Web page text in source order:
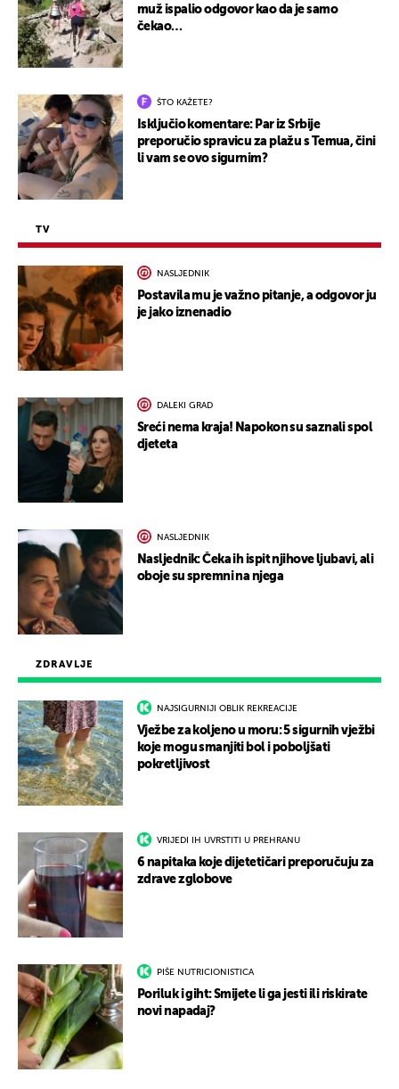
ZDRAVLJE
NAJSIGURNIJI OBLIK REKREACIJE
Vježbe za koljeno u moru: 5 sigurnih vježbi
koje mogu smanjiti bol i poboljšati
pokretljivost
VRIJEDI IH UVRSTITI U PREHRANU
6 napitaka koje dijetetičari preporučuju za
zdrave zglobove
PIŠE NUTRICIONISTICA
Poriluk i giht: Smijete li ga jesti ili riskirate
novi napadaj?
muž ispalio odgovor kao da je samo
čekao…
ŠTO KAŽETE?
Isključio komentare: Par iz Srbije
preporučio spravicu za plažu s Temua, čini
li vam se ovo sigurnim?
TV
NASLJEDNIK
Postavila mu je važno pitanje, a odgovor ju
je jako iznenadio
DALEKI GRAD
Sreći nema kraja! Napokon su saznali spol
djeteta
NASLJEDNIK
Nasljednik: Čeka ih ispit njihove ljubavi, ali
oboje su spremni na njega